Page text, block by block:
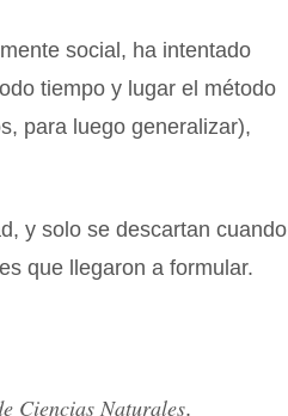
social, ha intentado
tiempo y lugar el método
para luego generalizar),
y solo se descartan cuando
que llegaron a formular.
Ciencias Naturales.